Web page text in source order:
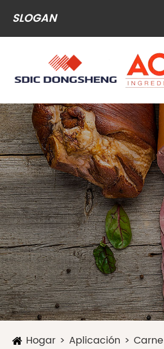
SLOGAN
Hogar Aplicación Carne